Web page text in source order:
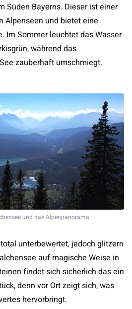
Süden Bayerns. Dieser ist einer
Alpenseen und bietet eine
Im Sommer leuchtet das Wasser
während das
zauberhaft umschmiegt.
und das Alpenpanorama
unterbewertet, jedoch glitzern
auf magische Weise in
findet sich sicherlich das ein
denn vor Ort zeigt sich, was
hervorbringt.